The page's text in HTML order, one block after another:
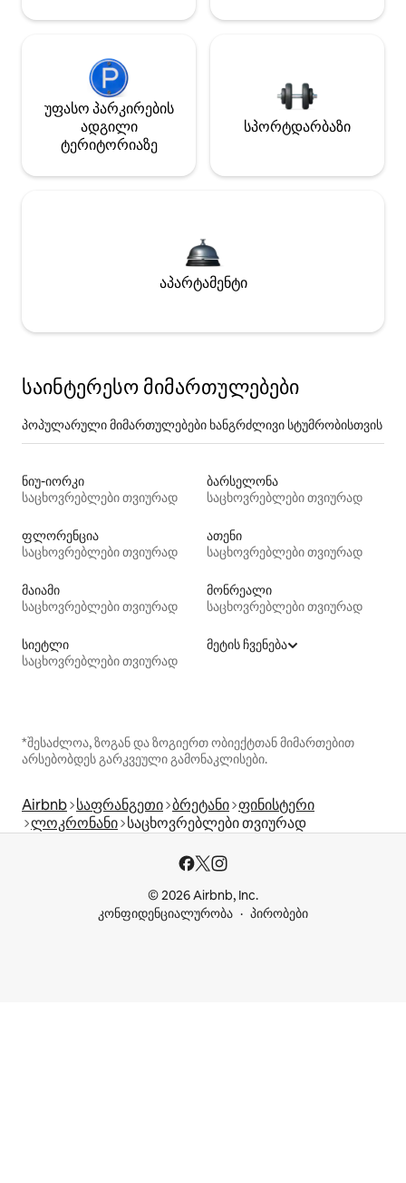
უფასო პარკირების
ადგილი
ტერიტორიაზე
სპორტდარბაზი
აპარტამენტი
საინტერესო მიმართულებები
პოპულარული მიმართულებები ხანგრძლივი სტუმრობისთვის
ნიუ-იორკი
საცხოვრებლები თვიურად
ბარსელონა
საცხოვრებლები თვიურად
ფლორენცია
საცხოვრებლები თვიურად
ათენი
საცხოვრებლები თვიურად
მაიამი
საცხოვრებლები თვიურად
მონრეალი
საცხოვრებლები თვიურად
სიეტლი
საცხოვრებლები თვიურად
მეტის ჩვენება
*შესაძლოა, ზოგან და ზოგიერთ ობიექტთან მიმართებით
არსებობდეს გარკვეული გამონაკლისები.
Airbnb საფრანგეთი ბრეტანი ფინისტერი
ლოკრონანი საცხოვრებლები თვიურად
© 2026 Airbnb, Inc.
კონფიდენციალურობა
პირობები